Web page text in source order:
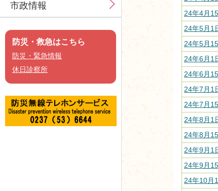
市政情報
防災・救急はこちら
防災・緊急情報
休日診察所
24年4月
24年5月1
24年5月
24年6月1
24年6月
24年7月1
24年7月
24年8月1
24年8月
24年9月1
24年9月
24年10月